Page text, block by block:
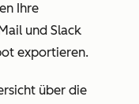
Ihre
und Slack
exportieren.
über die